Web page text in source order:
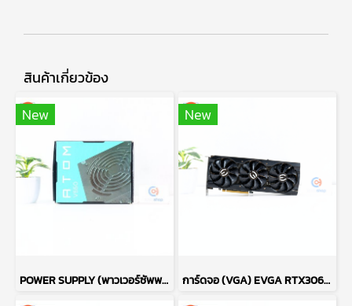
สินค้าเกี่ยวข้อง
New
POWER SUPPLY (พาวเวอร์ซัพพลาย) ANTEC ATOM V550 550W P13722
New
การ์ดจอ (VGA) EVGA RTX3060TI 8GB 3F FTW3 ULTRA P16563